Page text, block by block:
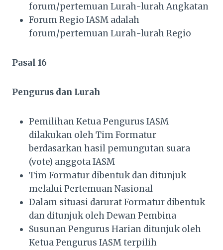
forum/pertemuan Lurah-lurah Angkatan
Forum Regio IASM adalah
forum/pertemuan Lurah-lurah Regio
Pasal 16
Pengurus dan Lurah
Pemilihan Ketua Pengurus IASM
dilakukan oleh Tim Formatur
berdasarkan hasil pemungutan suara
(vote) anggota IASM
Tim Formatur dibentuk dan ditunjuk
melalui Pertemuan Nasional
Dalam situasi darurat Formatur dibentuk
dan ditunjuk oleh Dewan Pembina
Susunan Pengurus Harian ditunjuk oleh
Ketua Pengurus IASM terpilih